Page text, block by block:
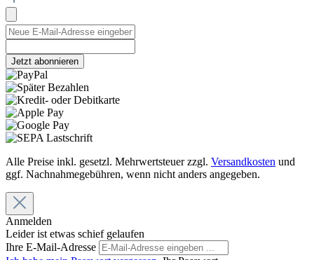
Jetzt abonnieren
Alle Preise inkl. gesetzl. Mehrwertsteuer zzgl. Versandkosten und
ggf. Nachnahmegebühren, wenn nicht anders angegeben.
Anmelden
Leider ist etwas schief gelaufen
Ihre E-Mail-Adresse